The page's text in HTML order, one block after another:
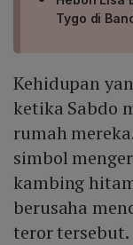
Tygo di
Kehidupan
ketika Sabdo
rumah
simbol
kambing
berusaha
teror tersebut.